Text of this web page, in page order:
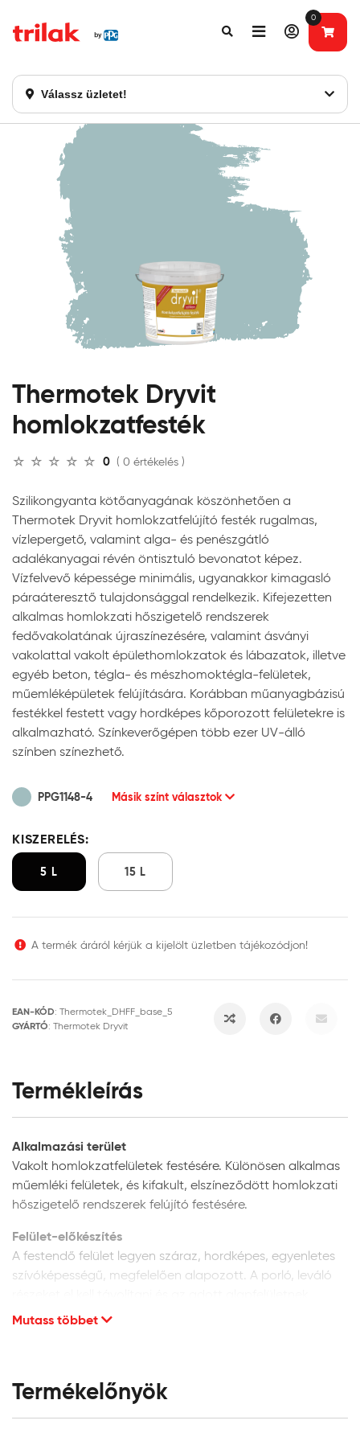
Válassz üzletet!
0
Fontos tájékoztatás!
Thermotek Dryvit
homlokzatfesték
0 ( 0 értékelés )
Szilikongyanta kötőanyagának köszönhetően a
Thermotek Dryvit homlokzatfelújító festék rugalmas,
vízlepergető, valamint alga- és penészgátló
adalékanyagai révén öntisztuló bevonatot képez.
Vízfelvevő képessége minimális, ugyanakkor kimagasló
páraáteresztő tulajdonsággal rendelkezik. Kifejezetten
alkalmas homlokzati hőszigetelő rendszerek
fedővakolatának újraszínezésére, valamint ásványi
vakolattal vakolt épülethomlokzatok és lábazatok, illetve
egyéb beton, tégla- és mészhomoktégla-felületek,
műemléképületek felújítására. Korábban műanyagbázisú
festékkel festett vagy hordképes kőporozott felületekre is
alkalmazható. Színkeverőgépen több ezer UV-álló
színben színezhető.
PPG1148-4 Másik színt választok
KISZERELÉS:
5 L 15 L
A termék áráról kérjük a kijelölt üzletben tájékozódjon!
EAN-KÓD: Thermotek_DHFF_base_5
GYÁRTÓ: Thermotek Dryvit
Termékleírás
Alkalmazási terület
Vakolt homlokzatfelületek festésére. Különösen alkalmas
műemléki felületek, és kifakult, elszíneződött homlokzati
hőszigetelő rendszerek felújító festésére.
Felület-előkészítés
A festendő felület legyen száraz, hordképes, egyenletes
szívóképességű, megfelelően alapozott. A porló, leváló
megfelelően kijavítani. A vakolat minősége legyen min. vH
Új, vakolt vagy beton felületek:
felület szívóképességének kiegyenlítéséhez a
Mutass többet
Termékelőnyök